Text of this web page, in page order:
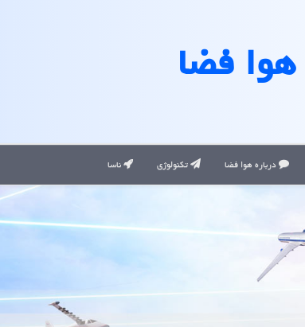
هوا فضا
درباره هوا فضا تکنولوژی ناسا